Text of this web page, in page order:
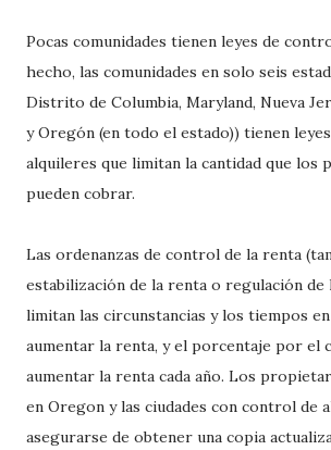
Pocas comunidades tienen leyes de
hecho, las comunidades en solo seis
Distrito de Columbia, Maryland, Nueva
y Oregón (en todo el estado)) tienen
alquileres que limitan la cantidad que los
pueden cobrar.
Las ordenanzas de control de la renta
estabilización de la renta o regulación de
limitan las circunstancias y los tiempos
aumentar la renta, y el porcentaje por el
aumentar la renta cada año. Los
en Oregon y las ciudades con control de
asegurarse de obtener una copia